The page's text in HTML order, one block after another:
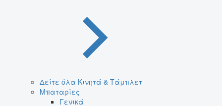
Δείτε όλα Κινητά & Τάμπλετ
Μπαταρίες
Γενικά